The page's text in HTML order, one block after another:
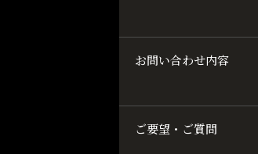
お問い合わせ内容
ご要望・ご質問